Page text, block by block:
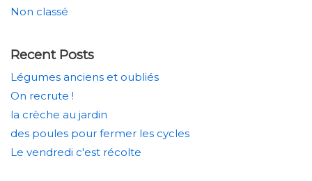
Non classé
Recent Posts
Légumes anciens et oubliés
On recrute !
la crèche au jardin
des poules pour fermer les cycles
Le vendredi c'est récolte